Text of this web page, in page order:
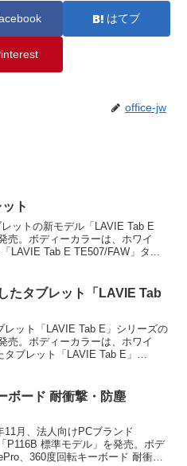
はてブ
office-jw
ト
ットの新モデル「LAVIE Tab E
売。ボディーカラーは、ホワイ
LAVIE Tab E TE507/FAW」タ...
たタブレット「LAVIE Tab
レット「LAVIE Tab E」シリーズの
売。ボディーカラーは、ホワイ
ブレット「LAVIE Tab E」
ボード 耐衝撃・防塵
11月、法人向けPCブランド
P116B 標準モデル」を発売。ボデ
、360度回転キーボード 耐衝